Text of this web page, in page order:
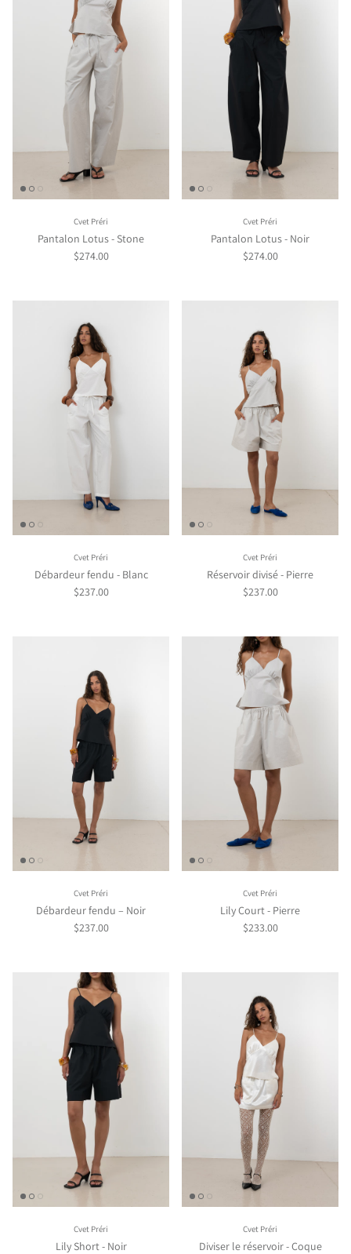
Cvet Préri
Pantalon Lotus - Stone
$274.00
Cvet Préri
Pantalon Lotus - Noir
$274.00
Cvet Préri
Débardeur fendu - Blanc
$237.00
Cvet Préri
Réservoir divisé - Pierre
$237.00
Cvet Préri
Débardeur fendu – Noir
$237.00
Cvet Préri
Lily Court - Pierre
$233.00
Cvet Préri
Lily Short - Noir
Cvet Préri
Diviser le réservoir - Coque